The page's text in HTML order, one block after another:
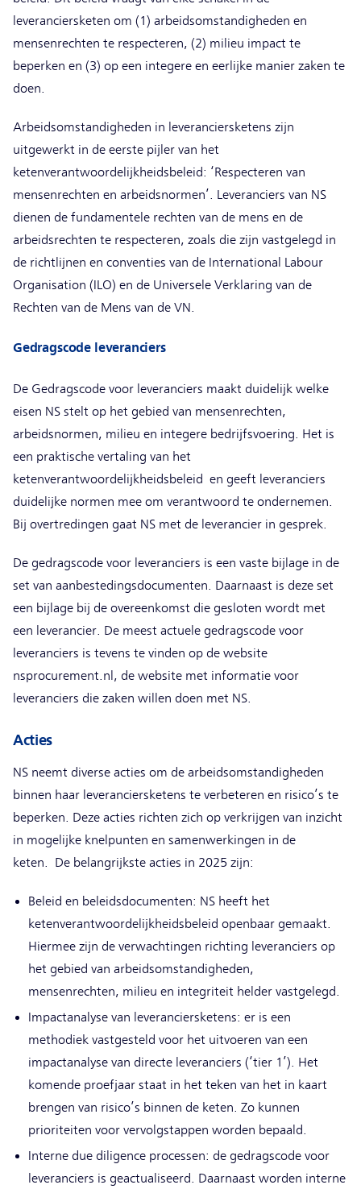
leveranciersketen om (1) arbeidsomstandigheden en
mensenrechten te respecteren, (2) milieu impact te
beperken en (3) op een integere en eerlijke manier zaken te
doen.
Arbeidsomstandigheden in leveranciersketens zijn
uitgewerkt in de eerste pijler van het
ketenverantwoordelijkheidsbeleid: ‘Respecteren van
mensenrechten en arbeidsnormen’. Leveranciers van NS
dienen de fundamentele rechten van de mens en de
arbeidsrechten te respecteren, zoals die zijn vastgelegd in
de richtlijnen en conventies van de International Labour
Organisation (ILO) en de Universele Verklaring van de
Rechten van de Mens van de VN.
Gedragscode leveranciers
De Gedragscode voor leveranciers maakt duidelijk welke
eisen NS stelt op het gebied van mensenrechten,
arbeidsnormen, milieu en integere bedrijfsvoering. Het is
een praktische vertaling van het
ketenverantwoordelijkheidsbeleid en geeft leveranciers
duidelijke normen mee om verantwoord te ondernemen.
Bij overtredingen gaat NS met de leverancier in gesprek.
De gedragscode voor leveranciers is een vaste bijlage in de
set van aanbestedingsdocumenten. Daarnaast is deze set
een bijlage bij de overeenkomst die gesloten wordt met
een leverancier. De meest actuele gedragscode voor
leveranciers is tevens te vinden op de website
nsprocurement.nl, de website met informatie voor
leveranciers die zaken willen doen met NS.
Acties
NS neemt diverse acties om de arbeidsomstandigheden
binnen haar leveranciersketens te verbeteren en risico’s te
beperken. Deze acties richten zich op verkrijgen van inzicht
in mogelijke knelpunten en samenwerkingen in de
keten. De belangrijkste acties in 2025 zijn:
Beleid en beleidsdocumenten: NS heeft het
ketenverantwoordelijkheidsbeleid openbaar gemaakt.
Hiermee zijn de verwachtingen richting leveranciers op
het gebied van arbeidsomstandigheden,
mensenrechten, milieu en integriteit helder vastgelegd.
Impactanalyse van leveranciersketens: er is een
methodiek vastgesteld voor het uitvoeren van een
impactanalyse van directe leveranciers (‘tier 1’). Het
komende proefjaar staat in het teken van het in kaart
brengen van risico’s binnen de keten. Zo kunnen
prioriteiten voor vervolgstappen worden bepaald.
Interne due diligence processen: de gedragscode voor
leveranciers is geactualiseerd. Daarnaast worden interne